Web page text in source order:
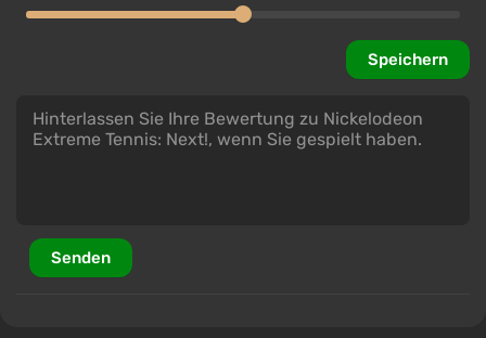
Speichern
Senden